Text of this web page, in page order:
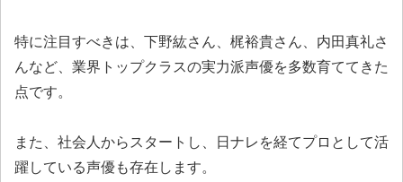
特に注目すべきは、下野紘さん、梶裕貴さん、内田真礼さ
んなど、業界トップクラスの実力派声優を多数育ててきた
点です。
また、社会人からスタートし、日ナレを経てプロとして活
躍している声優も存在します。